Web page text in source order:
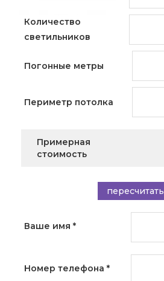
Количество
светильников
Погонные метры
Периметр потолка
Примерная
стоимость
пересчитать
Ваше имя *
Номер телефона *